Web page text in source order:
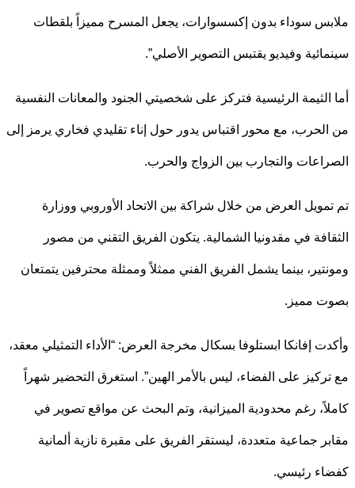
سوداء بدون إكسسوارات، يجعل المسرح مميزاً بلقطات
وفيديو يقتبس التصوير الأصلي”.
الرئيسية فتركز على شخصيتي الجنود والمعانات النفسية
مع محور اقتباس يدور حول إناء تقليدي فخاري يرمز إلى
والتجارب بين الزواج والحرب.
العرض من خلال شراكة بين الاتحاد الأوروبي ووزارة
في مقدونيا الشمالية. يتكون الفريق التقني من مصور
بينما يشمل الفريق الفني ممثلاً وممثلة محترفين يتمتعان
مميز.
إفانكا ابستلوفا بسكالمخرجة العرض: “الأداء التمثيلي معقد،
على الفضاء، ليس بالأمر الهين”. استغرق التحضير شهراً
رغم محدودية الميزانية، وتم البحث عن مواقع تصوير في
جماعية متعددة، ليستقر الفريق على مقبرة نازية ألمانية
رئيسي.